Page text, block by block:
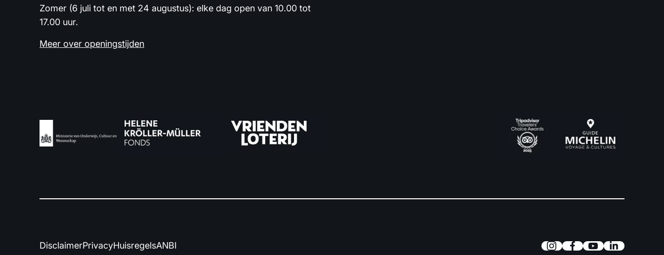
Zomer (6 juli tot en met 24 augustus): elke dag open van 10.00 tot
17.00 uur.
Meer over openingstijden
DisclaimerPrivacyHuisregelsANBI